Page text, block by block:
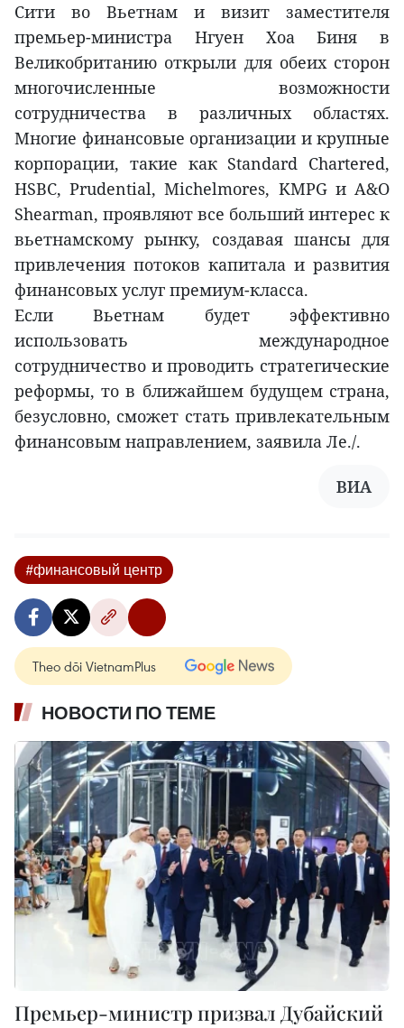
Сити во Вьетнам и визит заместителя
премьер-министра Нгуен Хоа Биня в
Великобританию открыли для обеих сторон
многочисленные возможности
сотрудничества в различных областях.
Многие финансовые организации и крупные
корпорации, такие как Standard Chartered,
HSBC, Prudential, Michelmores, KMPG и A&O
Shearman, проявляют все больший интерес к
вьетнамскому рынку, создавая шансы для
привлечения потоков капитала и развития
финансовых услуг премиум-класса.
Если Вьетнам будет эффективно
использовать международное
сотрудничество и проводить стратегические
реформы, то в ближайшем будущем страна,
безусловно, сможет стать привлекательным
финансовым направлением, заявила Ле./.
ВИА
#финансовый центр
Theo dõi VietnamPlus
НОВОСТИ ПО ТЕМЕ
Премьер-министр призвал Дубайский